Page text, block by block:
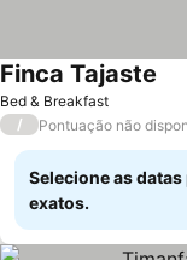
Bed & Breakfast
Finca Tajaste
/ Pontuação não
Selecione as
exatos.